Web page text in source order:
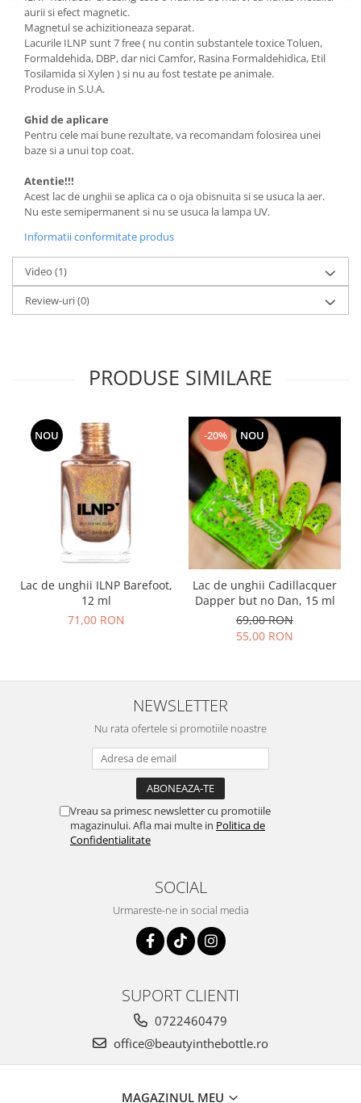
aurii si efect magnetic.
Magnetul se achizitioneaza separat.
Lacurile ILNP sunt 7 free ( nu contin substantele toxice Toluen,
Formaldehida, DBP, dar nici Camfor, Rasina Formaldehidica, Etil
Tosilamida si Xylen ) si nu au fost testate pe animale.
Produse in S.U.A.
Ghid de aplicare
Pentru cele mai bune rezultate, va recomandam folosirea unei
baze si a unui top coat.
Atentie!!!
Acest lac de unghii se aplica ca o oja obisnuita si se usuca la aer.
Nu este semipermanent si nu se usuca la lampa UV.
Informatii conformitate produs
Video (1)
Review-uri(0)
PRODUSE SIMILARE
NOU
Lac de unghii ILNP Barefoot,
12 ml
71,00 RON
-20% NOU
Lac de unghii Cadillacquer
Dapper but no Dan, 15 ml
69,00 RON
55,00 RON
NEWSLETTER
Nu rata ofertele si promotiile noastre
Vreau sa primesc newsletter cu promotiile
magazinului. Afla mai multe in Politica de
Confidentialitate
SOCIAL
Urmareste-ne in social media
SUPORT CLIENTI
0722460479
office@beautyinthebottle.ro
MAGAZINUL MEU